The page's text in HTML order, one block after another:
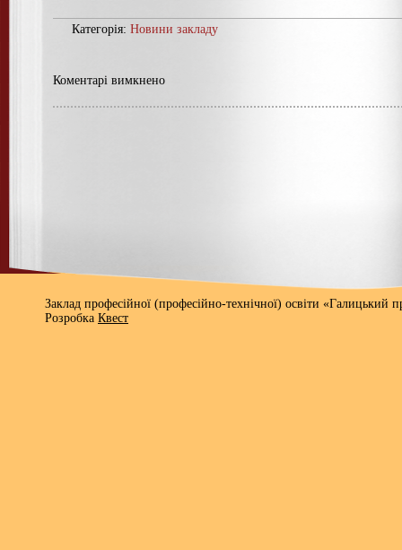
Категорія: Новини закладу
Коментарі вимкнено
Заклад професійної (професійно-технічної) освіти
Розробка Квест